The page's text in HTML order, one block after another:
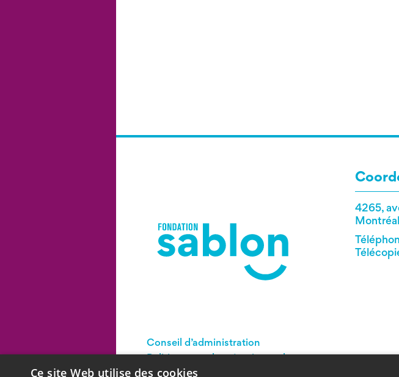
Conseil d’administration
Politiques sur les témoins et de
confidentialité
4265,
Ce site Web utilise des cookies